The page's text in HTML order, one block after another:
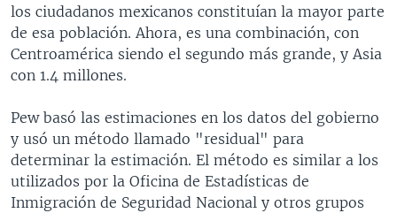
los ciudadanos mexicanos constituían la mayor parte
de esa población. Ahora, es una combinación, con
Centroamérica siendo el segundo más grande, y Asia
con 1.4 millones.
Pew basó las estimaciones en los datos del gobierno
y usó un método llamado "residual" para
determinar la estimación. El método es similar a los
utilizados por la Oficina de Estadísticas de
Inmigración de Seguridad Nacional y otros grupos